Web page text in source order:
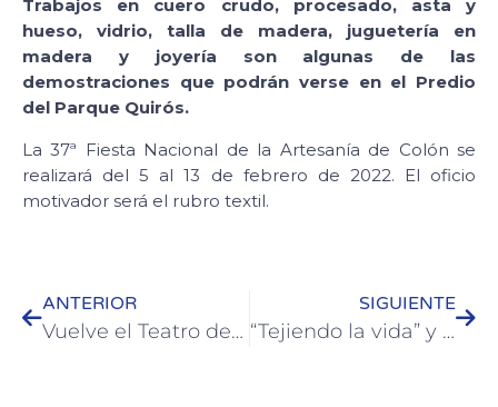
Trabajos en cuero crudo, procesado, asta y
hueso, vidrio, talla de madera, juguetería en
madera y joyería son algunas de las
demostraciones que podrán verse en el Predio
del Parque Quirós.
La 37ª Fiesta Nacional de la Artesanía de Colón se
realizará del 5 al 13 de febrero de 2022. El oficio
motivador será el rubro textil.
ANTERIOR
Vuelve el Teatro de Marionetas a la Fiesta Nacional de la Artesanía
SIGUIENTE
“Tejiendo la vida” y una muestra interactiva en Artesanía 2022